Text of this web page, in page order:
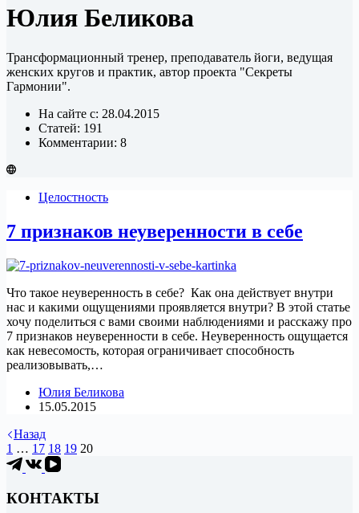
Юлия Беликова
Трансформационный тренер, преподаватель йоги, ведущая
женских кругов и практик, автор проекта "Секреты
Гармонии".
На сайте с: 28.04.2015
Статей: 191
Комментарии: 8
Целостность
7 признаков неуверенности в себе
Что такое неуверенность в себе? Как она действует внутри
нас и какими ощущениями проявляется внутри? В этой статье
хочу поделиться с вами своими наблюдениями и расскажу про
7 признаков неуверенности в себе. Неуверенность ощущается
как невесомость, которая ограничивает способность
реализовывать,…
Юлия Беликова
15.05.2015
Назад
1 … 17 18 19 20
КОНТАКТЫ